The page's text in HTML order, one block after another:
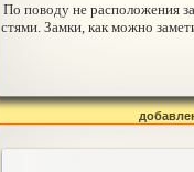
По поводу не расположения
стями. Замки, как можно